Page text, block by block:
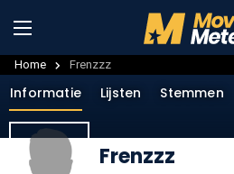
Home Frenzzz
Informatie Lijsten Stemmen
Frenzzz